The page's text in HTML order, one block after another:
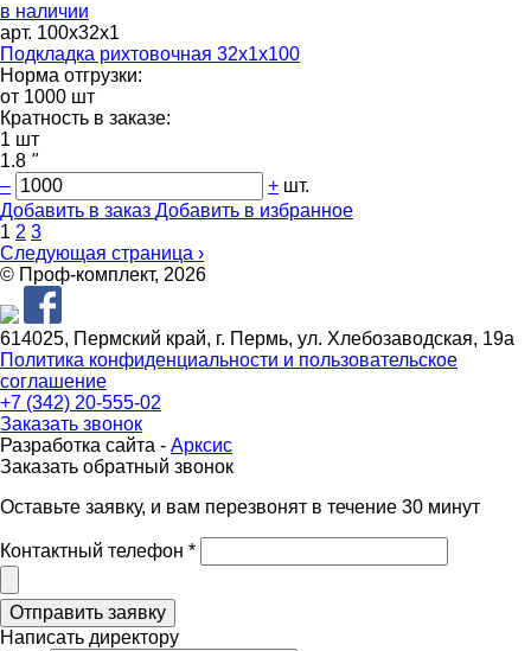
в наличии
арт. 100х32х1
Подкладка рихтовочная 32х1х100
Норма отгрузки:
от 1000 шт
Кратность в заказе:
1 шт
1.8 "
–
+ шт.
Добавить в заказ Добавить в избранное
1 2 3
Следующая страница ›
© Проф-комплект, 2026
614025, Пермский край, г. Пермь, ул. Хлебозаводская, 19а
Политика конфиденциальности и пользовательское
соглашение
+7 (342) 20-555-02
Заказать звонок
Разработка сайта - Арксис
Заказать обратный звонок
Оставьте заявку, и вам перезвонят в течение 30 минут
Контактный телефон *
Написать директору